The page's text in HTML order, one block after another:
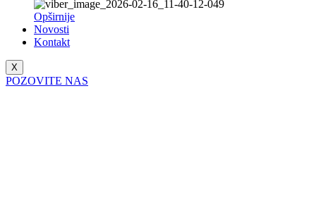
Opširnije
Novosti
Kontakt
X
POZOVITE NAS